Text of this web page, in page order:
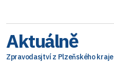
Aktuálně
Zpravodasjtví z Plzeňského kraje